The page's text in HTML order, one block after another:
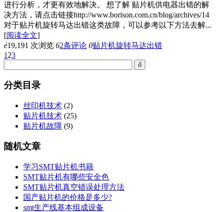
进行分析，才更有效地解决。 想了解 贴片机供电器出错的解
决方法，请点击链接http://www.borison.com.cn/blog/archives/14
对于贴片机旋转马达出错这类故障，可以参考以下方法去解...
[阅读全文]
ė19,191 次浏览 62条评论 0贴片机旋转马达出错
1 23
ő
分类目录
丝印机技术 (2)
贴片机技术 (25)
贴片机故障 (9)
随机文章
学习SMT贴片机书籍
SMT贴片机有哪些安全色
SMT贴片机真空错误处理方法
国产贴片机的价格是多少?
smt生产线基本组成设备